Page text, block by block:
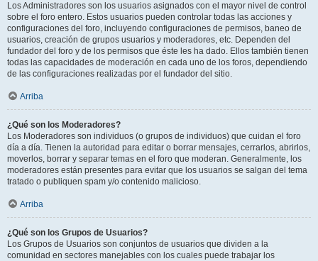
Los Administradores son los usuarios asignados con el mayor nivel de control
sobre el foro entero. Estos usuarios pueden controlar todas las acciones y
configuraciones del foro, incluyendo configuraciones de permisos, baneo de
usuarios, creación de grupos usuarios y moderadores, etc. Dependen del
fundador del foro y de los permisos que éste les ha dado. Ellos también tienen
todas las capacidades de moderación en cada uno de los foros, dependiendo
de las configuraciones realizadas por el fundador del sitio.
Arriba
¿Qué son los Moderadores?
Los Moderadores son individuos (o grupos de individuos) que cuidan el foro
día a día. Tienen la autoridad para editar o borrar mensajes, cerrarlos, abrirlos,
moverlos, borrar y separar temas en el foro que moderan. Generalmente, los
moderadores están presentes para evitar que los usuarios se salgan del tema
tratado o publiquen spam y/o contenido malicioso.
Arriba
¿Qué son los Grupos de Usuarios?
Los Grupos de Usuarios son conjuntos de usuarios que dividen a la
comunidad en sectores manejables con los cuales puede trabajar los